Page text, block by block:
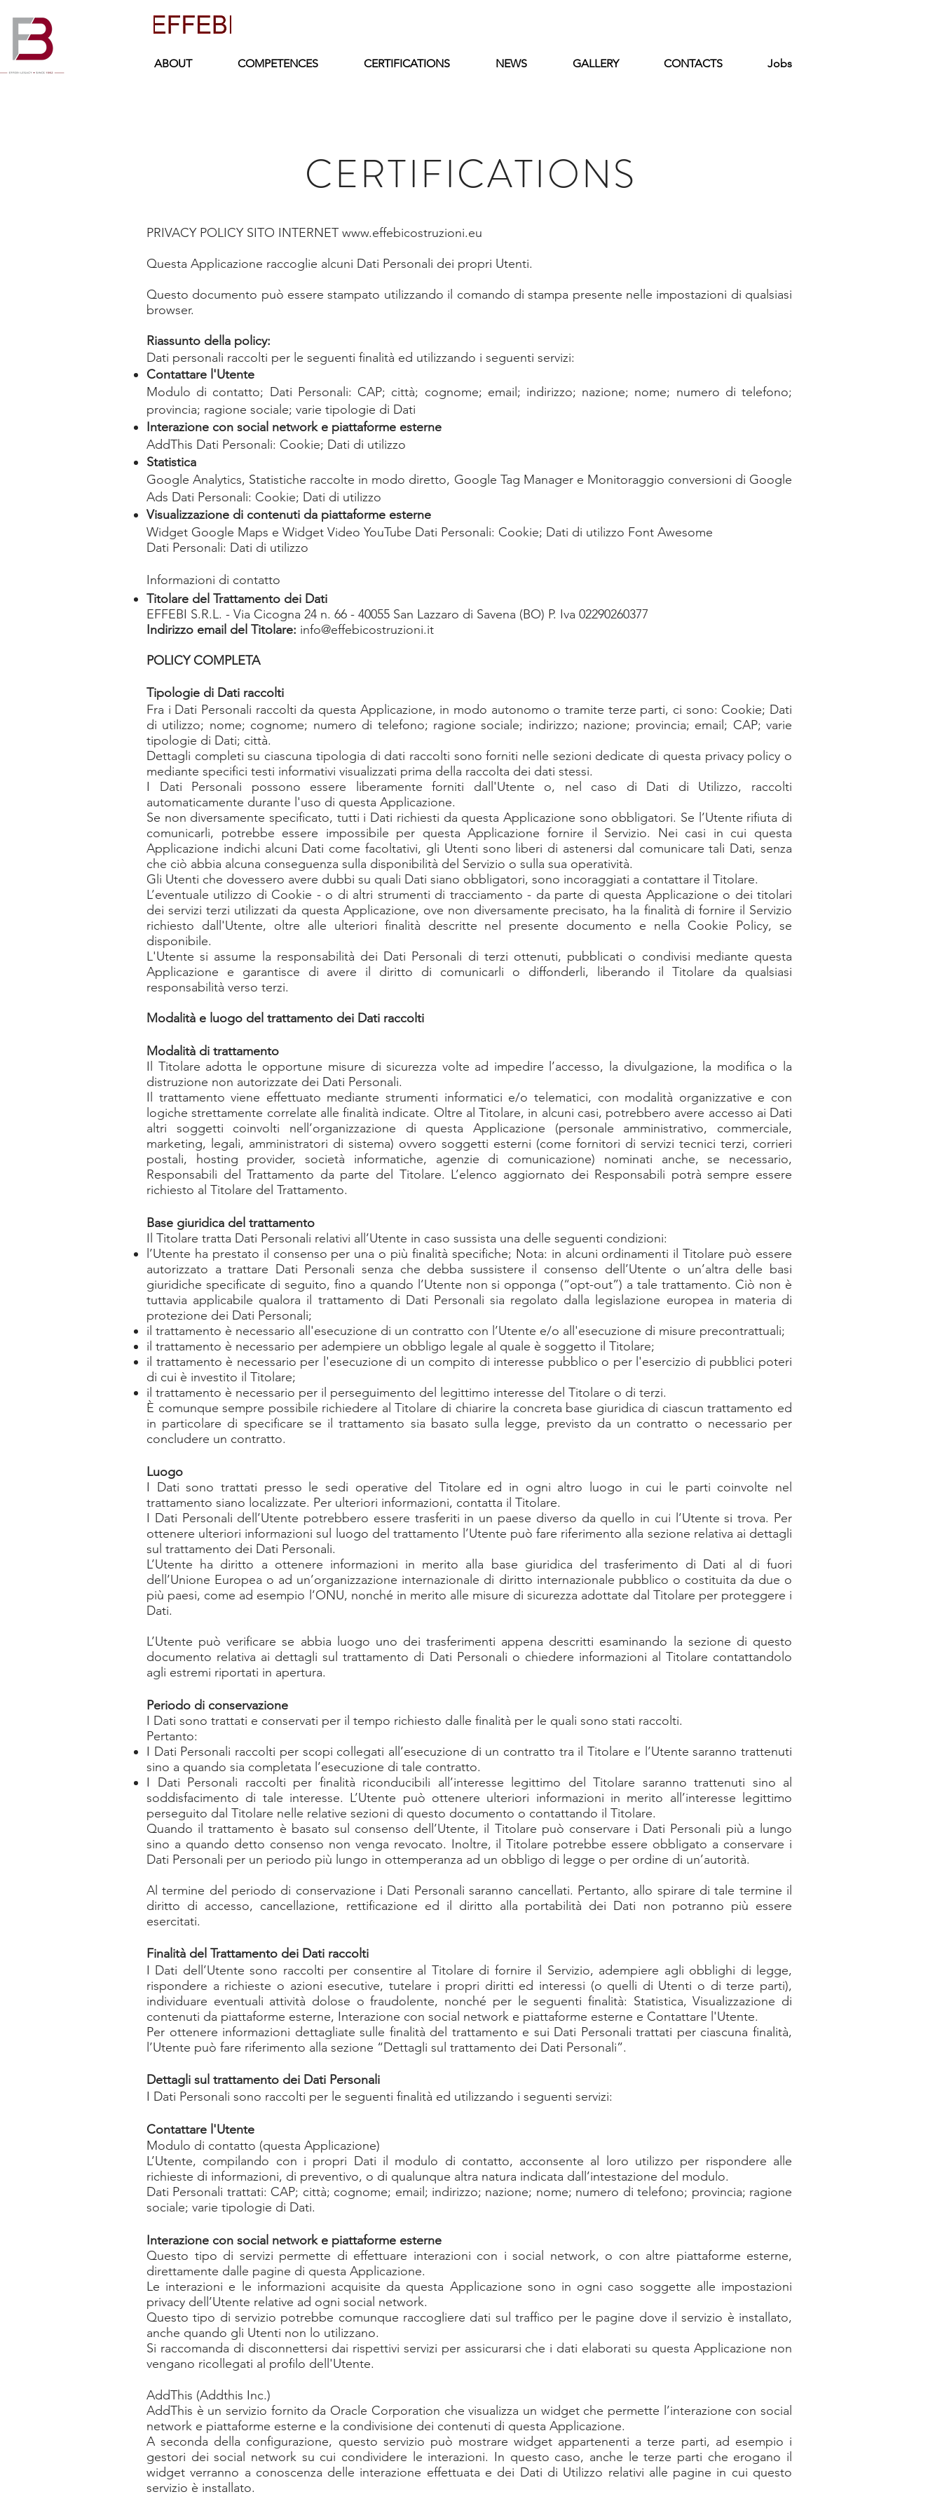
ABOUT COMPETENCES CERTIFICATIONS NEWS GALLERY CONTACTS Jobs
CERTIFICATIONS
PRIVACY POLICY SITO INTERNETwww.effebicostruzioni.eu
Questa Applicazione raccoglie alcuni Dati Personali dei propri Utenti.
Questo documento può essere stampato utilizzando il comando di stampa presente nelle impostazioni di qualsiasi
browser.
Riassunto della policy:
Dati personali raccolti per le seguenti finalità ed utilizzando i seguenti servizi:
Contattare l'Utente
Modulo di contatto; Dati Personali: CAP; città; cognome; email; indirizzo; nazione; nome; numero di telefono;
provincia; ragione sociale; varie tipologie di Dati
Interazione con social network e piattaforme esterne
AddThis Dati Personali: Cookie; Dati di utilizzo
Statistica
Google Analytics, Statistiche raccolte in modo diretto, Google Tag Manager e Monitoraggio conversioni di Google
Ads Dati Personali: Cookie; Dati di utilizzo
Visualizzazione di contenuti da piattaforme esterne
Widget Google Maps e Widget Video YouTube Dati Personali: Cookie; Dati di utilizzo Font Awesome
Dati Personali: Dati di utilizzo
Informazioni di contatto
Titolare del Trattamento dei Dati
EFFEBI S.R.L. - Via Cicogna 24 n. 66 - 40055 San Lazzaro di Savena (BO) P. Iva 02290260377
Indirizzo email del Titolare: info@effebicostruzioni.it
POLICY COMPLETA
Tipologie di Dati raccolti
Fra i Dati Personali raccolti da questa Applicazione, in modo autonomo o tramite terze parti, ci sono: Cookie; Dati
di utilizzo; nome; cognome; numero di telefono; ragione sociale; indirizzo; nazione; provincia; email; CAP; varie
tipologie di Dati; città.
Dettagli completi su ciascuna tipologia di dati raccolti sono forniti nelle sezioni dedicate di questa privacy policy o
mediante specifici testi informativi visualizzati prima della raccolta dei dati stessi.
I Dati Personali possono essere liberamente forniti dall'Utente o, nel caso di Dati di Utilizzo, raccolti
automaticamente durante l'uso di questa Applicazione.
Se non diversamente specificato, tutti i Dati richiesti da questa Applicazione sono obbligatori. Se l’Utente rifiuta di
comunicarli, potrebbe essere impossibile per questa Applicazione fornire il Servizio. Nei casi in cui questa
Applicazione indichi alcuni Dati come facoltativi, gli Utenti sono liberi di astenersi dal comunicare tali Dati, senza
che ciò abbia alcuna conseguenza sulla disponibilità del Servizio o sulla sua operatività.
Gli Utenti che dovessero avere dubbi su quali Dati siano obbligatori, sono incoraggiati a contattare il Titolare.
L’eventuale utilizzo di Cookie - o di altri strumenti di tracciamento - da parte di questa Applicazione o dei titolari
dei servizi terzi utilizzati da questa Applicazione, ove non diversamente precisato, ha la finalità di fornire il Servizio
richiesto dall'Utente, oltre alle ulteriori finalità descritte nel presente documento e nella Cookie Policy, se
disponibile.
L'Utente si assume la responsabilità dei Dati Personali di terzi ottenuti, pubblicati o condivisi mediante questa
Applicazione e garantisce di avere il diritto di comunicarli o diffonderli, liberando il Titolare da qualsiasi
responsabilità verso terzi.
Modalità e luogo del trattamento dei Dati raccolti
Modalità di trattamento
Il Titolare adotta le opportune misure di sicurezza volte ad impedire l’accesso, la divulgazione, la modifica o la
distruzione non autorizzate dei Dati Personali.
Il trattamento viene effettuato mediante strumenti informatici e/o telematici, con modalità organizzative e con
logiche strettamente correlate alle finalità indicate. Oltre al Titolare, in alcuni casi, potrebbero avere accesso ai Dati
altri soggetti coinvolti nell’organizzazione di questa Applicazione (personale amministrativo, commerciale,
marketing, legali, amministratori di sistema) ovvero soggetti esterni (come fornitori di servizi tecnici terzi, corrieri
postali, hosting provider, società informatiche, agenzie di comunicazione) nominati anche, se necessario,
Responsabili del Trattamento da parte del Titolare. L’elenco aggiornato dei Responsabili potrà sempre essere
richiesto al Titolare del Trattamento.
Base giuridica del trattamento
Il Titolare tratta Dati Personali relativi all’Utente in caso sussista una delle seguenti condizioni:
l’Utente ha prestato il consenso per una o più finalità specifiche; Nota: in alcuni ordinamenti il Titolare può essere
autorizzato a trattare Dati Personali senza che debba sussistere il consenso dell’Utente o un’altra delle basi
giuridiche specificate di seguito, fino a quando l’Utente non si opponga (“opt-out”) a tale trattamento. Ciò non è
tuttavia applicabile qualora il trattamento di Dati Personali sia regolato dalla legislazione europea in materia di
protezione dei Dati Personali;
il trattamento è necessario all'esecuzione di un contratto con l’Utente e/o all'esecuzione di misure precontrattuali;
il trattamento è necessario per adempiere un obbligo legale al quale è soggetto il Titolare;
il trattamento è necessario per l'esecuzione di un compito di interesse pubblico o per l'esercizio di pubblici poteri
di cui è investito il Titolare;
il trattamento è necessario per il perseguimento del legittimo interesse del Titolare o di terzi.
È comunque sempre possibile richiedere al Titolare di chiarire la concreta base giuridica di ciascun trattamento ed
in particolare di specificare se il trattamento sia basato sulla legge, previsto da un contratto o necessario per
concludere un contratto.
Luogo
I Dati sono trattati presso le sedi operative del Titolare ed in ogni altro luogo in cui le parti coinvolte nel
trattamento siano localizzate. Per ulteriori informazioni, contatta il Titolare.
I Dati Personali dell’Utente potrebbero essere trasferiti in un paese diverso da quello in cui l’Utente si trova. Per
ottenere ulteriori informazioni sul luogo del trattamento l’Utente può fare riferimento alla sezione relativa ai dettagli
sul trattamento dei Dati Personali.
L’Utente ha diritto a ottenere informazioni in merito alla base giuridica del trasferimento di Dati al di fuori
dell’Unione Europea o ad un’organizzazione internazionale di diritto internazionale pubblico o costituita da due o
più paesi, come ad esempio l’ONU, nonché in merito alle misure di sicurezza adottate dal Titolare per proteggere i
Dati.
L’Utente può verificare se abbia luogo uno dei trasferimenti appena descritti esaminando la sezione di questo
documento relativa ai dettagli sul trattamento di Dati Personali o chiedere informazioni al Titolare contattandolo
agli estremi riportati in apertura.
Periodo di conservazione
I Dati sono trattati e conservati per il tempo richiesto dalle finalità per le quali sono stati raccolti.
Pertanto:
I Dati Personali raccolti per scopi collegati all’esecuzione di un contratto tra il Titolare e l’Utente saranno trattenuti
sino a quando sia completata l’esecuzione di tale contratto.
I Dati Personali raccolti per finalità riconducibili all’interesse legittimo del Titolare saranno trattenuti sino al
soddisfacimento di tale interesse. L’Utente può ottenere ulteriori informazioni in merito all’interesse legittimo
perseguito dal Titolare nelle relative sezioni di questo documento o contattando il Titolare.
Quando il trattamento è basato sul consenso dell’Utente, il Titolare può conservare i Dati Personali più a lungo
sino a quando detto consenso non venga revocato. Inoltre, il Titolare potrebbe essere obbligato a conservare i
Dati Personali per un periodo più lungo in ottemperanza ad un obbligo di legge o per ordine di un’autorità.
Al termine del periodo di conservazione i Dati Personali saranno cancellati. Pertanto, allo spirare di tale termine il
diritto di accesso, cancellazione, rettificazione ed il diritto alla portabilità dei Dati non potranno più essere
esercitati.
Finalità del Trattamento dei Dati raccolti
I Dati dell’Utente sono raccolti per consentire al Titolare di fornire il Servizio, adempiere agli obblighi di legge,
rispondere a richieste o azioni esecutive, tutelare i propri diritti ed interessi (o quelli di Utenti o di terze parti),
individuare eventuali attività dolose o fraudolente, nonché per le seguenti finalità: Statistica, Visualizzazione di
contenuti da piattaforme esterne, Interazione con social network e piattaforme esterne e Contattare l'Utente.
Per ottenere informazioni dettagliate sulle finalità del trattamento e sui Dati Personali trattati per ciascuna finalità,
l’Utente può fare riferimento alla sezione “Dettagli sul trattamento dei Dati Personali”.
Dettagli sul trattamento dei Dati Personali
I Dati Personali sono raccolti per le seguenti finalità ed utilizzando i seguenti servizi:
Contattare l'Utente
Modulo di contatto (questa Applicazione)
L’Utente, compilando con i propri Dati il modulo di contatto, acconsente al loro utilizzo per rispondere alle
richieste di informazioni, di preventivo, o di qualunque altra natura indicata dall’intestazione del modulo.
Dati Personali trattati: CAP; città; cognome; email; indirizzo; nazione; nome; numero di telefono; provincia; ragione
sociale; varie tipologie di Dati.
Interazione con social network e piattaforme esterne
Questo tipo di servizi permette di effettuare interazioni con i social network, o con altre piattaforme esterne,
direttamente dalle pagine di questa Applicazione.
Le interazioni e le informazioni acquisite da questa Applicazione sono in ogni caso soggette alle impostazioni
privacy dell’Utente relative ad ogni social network.
Questo tipo di servizio potrebbe comunque raccogliere dati sul traffico per le pagine dove il servizio è installato,
anche quando gli Utenti non lo utilizzano.
Si raccomanda di disconnettersi dai rispettivi servizi per assicurarsi che i dati elaborati su questa Applicazione non
vengano ricollegati al profilo dell'Utente.
AddThis (Addthis Inc.)
AddThis è un servizio fornito da Oracle Corporation che visualizza un widget che permette l’interazione con social
network e piattaforme esterne e la condivisione dei contenuti di questa Applicazione.
A seconda della configurazione, questo servizio può mostrare widget appartenenti a terze parti, ad esempio i
gestori dei social network su cui condividere le interazioni. In questo caso, anche le terze parti che erogano il
widget verranno a conoscenza delle interazione effettuata e dei Dati di Utilizzo relativi alle pagine in cui questo
servizio è installato.